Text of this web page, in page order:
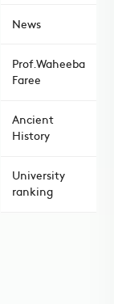
News
Prof.Waheeba
Faree
Ancient
History
University
ranking